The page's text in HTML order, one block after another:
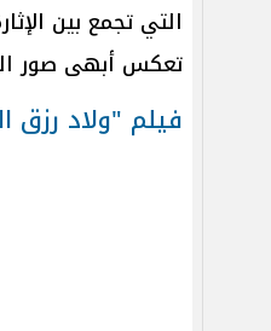
التي تجمع بين
تعكس أبهى صور
فيلم "ولاد رزق